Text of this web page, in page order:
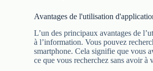
Avantages de l'utilisation
L’un des principaux avantages de
à l’information. Vous pouvez
smartphone. Cela signifie que vous
ce que vous recherchez sans avoir à